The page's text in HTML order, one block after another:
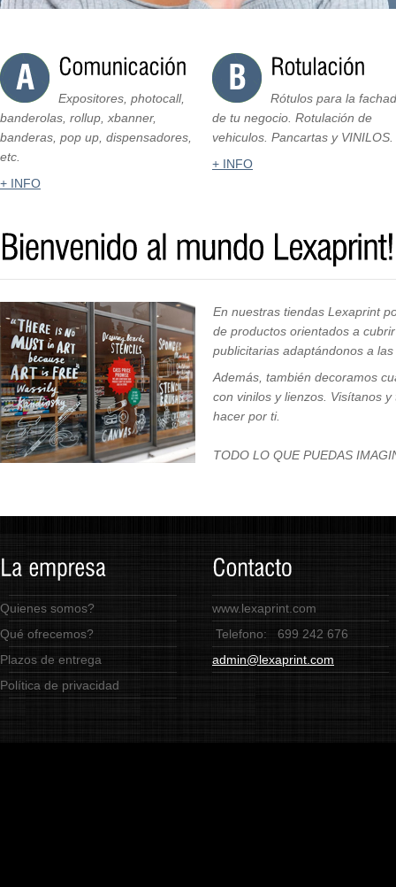
Expositores, photocall,
banderolas, rollup, xbanner,
banderas, pop up, dispensadores,
etc.
+ INFO
Rótulos para la
de tu negocio. Rotulación de
vehiculos. Pancartas y VINILOS.
+ INFO
En nuestras tiendas Lexaprint
de productos orientados a
publicitarias adaptándonos a
Además, también decoramos
con vinilos y lienzos. Visítanos
hacer por ti.
TODO LO QUE PUEDAS
Quienes somos?
Qué ofrecemos?
Plazos de entrega
Política de privacidad
www.lexaprint.com
Telefono:
699 242 676
admin@lexaprint.com